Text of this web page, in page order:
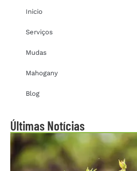
Inicio
Serviços
Mudas
Mahogany
Blog
Últimas Notícias